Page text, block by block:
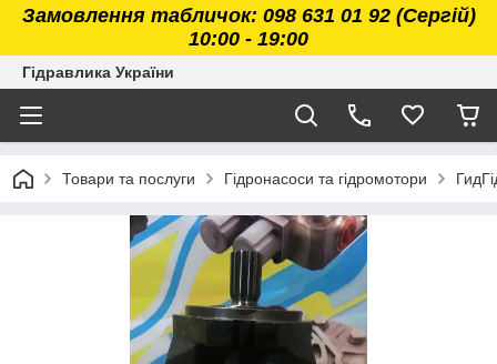
Замовлення табличок: 098 631 01 92 (Сергій)
10:00 - 19:00
Гідравлика України
Товари та послуги Гідронасоси та гідромотори